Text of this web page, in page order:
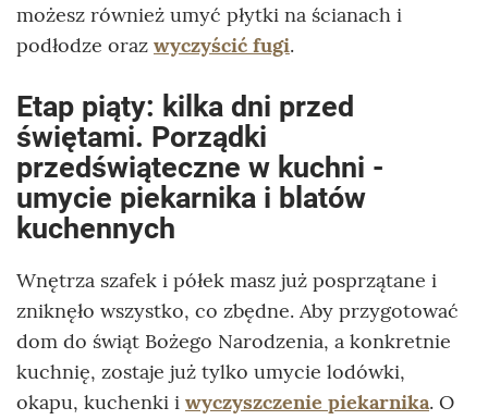
możesz również umyć płytki na ścianach i
podłodze oraz wyczyścić fugi.
Etap piąty: kilka dni przed
świętami. Porządki
przedświąteczne w kuchni -
umycie piekarnika i blatów
kuchennych
Wnętrza szafek i półek masz już posprzątane i
zniknęło wszystko, co zbędne. Aby przygotować
dom do świąt Bożego Narodzenia, a konkretnie
kuchnię, zostaje już tylko umycie lodówki,
okapu, kuchenki i wyczyszczenie piekarnika. O